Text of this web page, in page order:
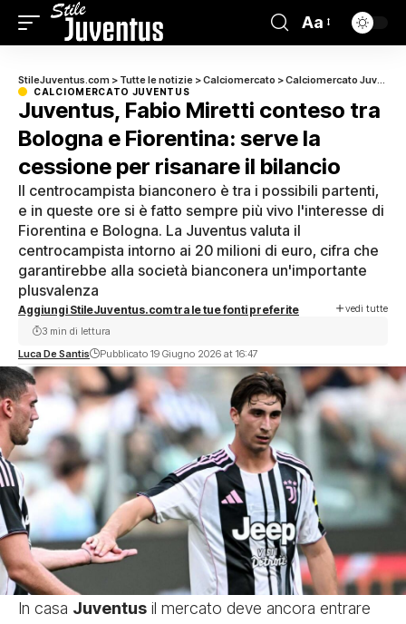
Aa
StileJuventus.com > Tutte le notizie >Calciomercato >Calciomercato Juventus
CALCIOMERCATO JUVENTUS
Juventus, Fabio Miretti conteso tra
Bologna e Fiorentina: serve la
cessione per risanare il bilancio
Il centrocampista bianconero è tra i possibili partenti,
e in queste ore si è fatto sempre più vivo l'interesse di
Fiorentina e Bologna. La Juventus valuta il
centrocampista intorno ai 20 milioni di euro, cifra che
garantirebbe alla società bianconera un'importante
plusvalenza
Aggiungi StileJuventus.com tra le tue fonti preferite vedi tutte
Luca De Santis Pubblicato 19 Giugno 2026 at 16:47
3 min di lettura
In casa Juventus il mercato deve ancora entrare